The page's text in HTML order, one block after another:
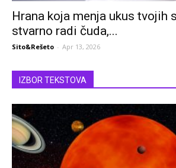
Hrana koja menja ukus tvojih
stvarno radi čuda,...
Sito&Rešeto - Apr 13, 2026
IZBOR TEKSTOVA